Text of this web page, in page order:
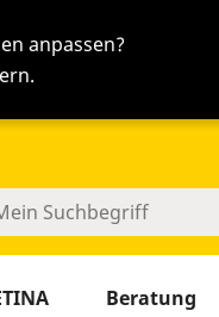
anpassen?
Tab-Taste
Beratung